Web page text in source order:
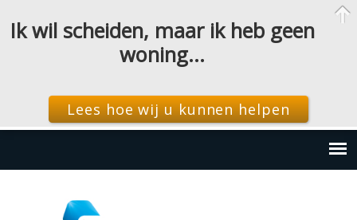
Ik wil scheiden, maar ik heb geen
woning…
Lees hoe wij u kunnen helpen